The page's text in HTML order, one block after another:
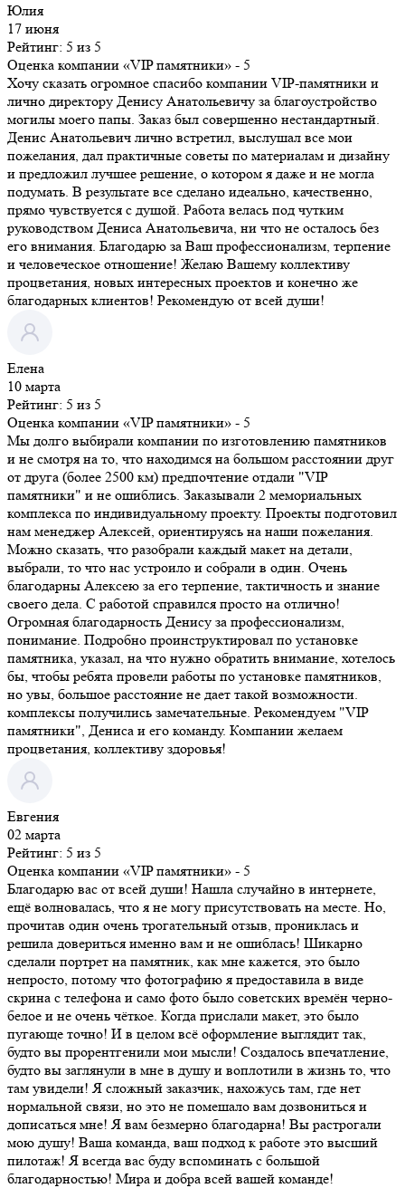
Юлия
17 июня
Рейтинг: 5 из 5
Оценка компании «VIP памятники» - 5
Хочу сказать огромное спасибо компании VIP-памятники и
лично директору Денису Анатольевичу за благоустройство
могилы моего папы. Заказ был совершенно нестандартный.
Денис Анатольевич лично встретил, выслушал все мои
пожелания, дал практичные советы по материалам и дизайну
и предложил лучшее решение, о котором я даже и не могла
подумать. В результате все сделано идеально, качественно,
прямо чувствуется с душой. Работа велась под чутким
руководством Дениса Анатольевича, ни что не осталось без
его внимания. Благодарю за Ваш профессионализм, терпение
и человеческое отношение! Желаю Вашему коллективу
процветания, новых интересных проектов и конечно же
благодарных клиентов! Рекомендую от всей души!
Елена
10 марта
Рейтинг: 5 из 5
Оценка компании «VIP памятники» - 5
Мы долго выбирали компании по изготовлению памятников
и не смотря на то, что находимся на большом расстоянии друг
от друга (более 2500 км) предпочтение отдали "VIP
памятники" и не ошиблись. Заказывали 2 мемориальных
комплекса по индивидуальному проекту. Проекты подготовил
нам менеджер Алексей, ориентируясь на наши пожелания.
Можно сказать, что разобрали каждый макет на детали,
выбрали, то что нас устроило и собрали в один. Очень
благодарны Алексею за его терпение, тактичность и знание
своего дела. С работой справился просто на отлично!
Огромная благодарность Денису за профессионализм,
понимание. Подробно проинструктировал по установке
памятника, указал, на что нужно обратить внимание, хотелось
бы, чтобы ребята провели работы по установке памятников,
но увы, большое расстояние не дает такой возможности.
комплексы получились замечательные. Рекомендуем "VIP
памятники", Дениса и его команду. Компании желаем
процветания, коллективу здоровья!
Евгения
02 марта
Рейтинг: 5 из 5
Оценка компании «VIP памятники» - 5
Благодарю вас от всей души! Нашла случайно в интернете,
ещё волновалась, что я не могу присутствовать на месте. Но,
прочитав один очень трогательный отзыв, прониклась и
решила довериться именно вам и не ошиблась! Шикарно
сделали портрет на памятник, как мне кажется, это было
непросто, потому что фотографию я предоставила в виде
скрина с телефона и само фото было советских времён черно-
белое и не очень чёткое. Когда прислали макет, это было
пугающе точно! И в целом всё оформление выглядит так,
будто вы прорентгенили мои мысли! Создалось впечатление,
будто вы заглянули в мне в душу и воплотили в жизнь то, что
там увидели! Я сложный заказчик, нахожусь там, где нет
нормальной связи, но это не помешало вам дозвониться и
дописаться мне! Я вам безмерно благодарна! Вы растрогали
мою душу! Ваша команда, ваш подход к работе это высший
пилотаж! Я всегда вас буду вспоминать с большой
благодарностью! Мира и добра всей вашей команде!